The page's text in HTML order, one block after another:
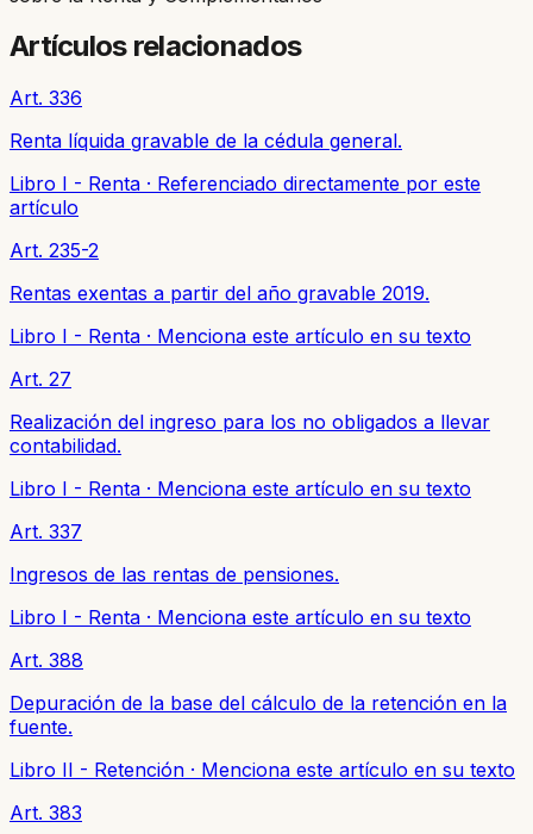
Artículos relacionados
Art. 336
Renta líquida gravable de la cédula general.
Libro I - Renta · Referenciado directamente por este
artículo
Art. 235-2
Rentas exentas a partir del año gravable 2019.
Libro I - Renta · Menciona este artículo en su texto
Art. 27
Realización del ingreso para los no obligados a llevar
contabilidad.
Libro I - Renta · Menciona este artículo en su texto
Art. 337
Ingresos de las rentas de pensiones.
Libro I - Renta · Menciona este artículo en su texto
Art. 388
Depuración de la base del cálculo de la retención en la
fuente.
Libro II - Retención · Menciona este artículo en su texto
Art. 383